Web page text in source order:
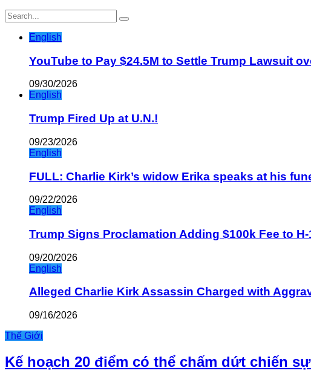
English
YouTube to Pay $24.5M to Settle Trump Lawsuit
09/30/2026
English
Trump Fired Up at U.N.!
09/23/2026
English
FULL: Charlie Kirk’s widow Erika speaks at his
09/22/2026
English
Trump Signs Proclamation Adding $100k Fee to
09/20/2026
English
Alleged Charlie Kirk Assassin Charged with
09/16/2026
Thế Giới
Kế hoạch 20 điểm có thể chấm dứt chiến